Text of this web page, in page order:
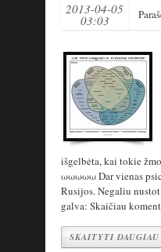
2013-04-05
03:03
išgelbėta, kai tokie
ωωωωω Dar vienas
Rusijos. Negaliu
galva: Skaičiau
SKAITYTI DAUGIAU